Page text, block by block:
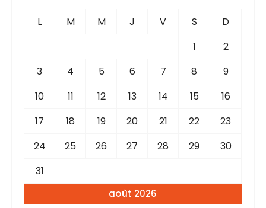
août 2026
L M M J V S
D
1
2
3
4 5 6 7 8
9
10
11 12 13 14 15
16
17
18 19 20 21 22
23
24
25 26 27 28 29
30
31